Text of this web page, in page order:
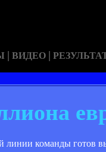
| ВИДЕО |
линии команды готов